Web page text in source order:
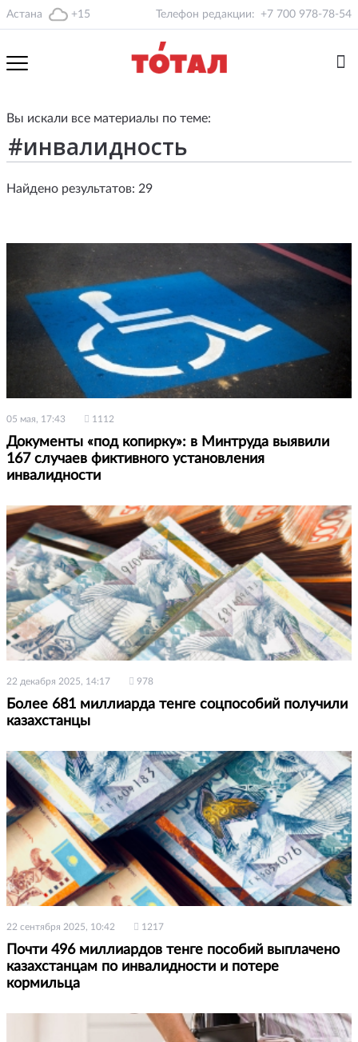
Астана +15 Телефон редакции: +7 700 978-78-54
Вы искали все материалы по теме:
Найдено результатов: 29
05 мая, 17:43 1112
Документы «под копирку»: в Минтруда выявили
167 случаев фиктивного установления
инвалидности
22 декабря 2025, 14:17 978
Более 681 миллиарда тенге соцпособий получили
казахстанцы
22 сентября 2025, 10:42 1217
Почти 496 миллиардов тенге пособий выплачено
казахстанцам по инвалидности и потере
кормильца